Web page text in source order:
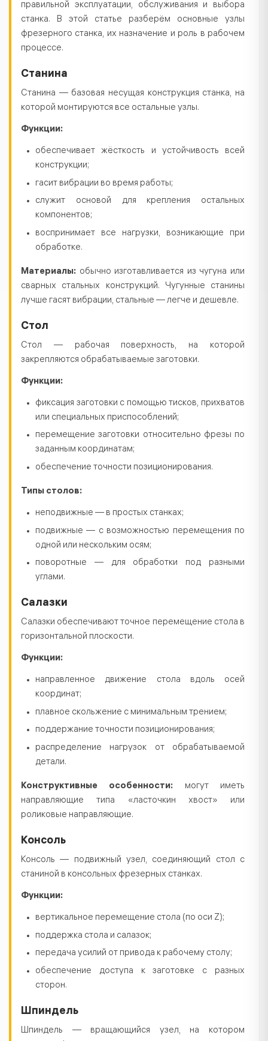
правильной эксплуатации, обслуживания и выбора
станка. В этой статье разберём основные узлы
фрезерного станка, их назначение и роль в рабочем
процессе.
Станина
Станина — базовая несущая конструкция станка, на
которой монтируются все остальные узлы.
Функции:
обеспечивает жёсткость и устойчивость всей
конструкции;
гасит вибрации во время работы;
служит основой для крепления остальных
компонентов;
воспринимает все нагрузки, возникающие при
обработке.
Материалы: обычно изготавливается из чугуна или
сварных стальных конструкций. Чугунные станины
лучше гасят вибрации, стальные — легче и дешевле.
Стол
Стол — рабочая поверхность, на которой
закрепляются обрабатываемые заготовки.
Функции:
фиксация заготовки с помощью тисков, прихватов
или специальных приспособлений;
перемещение заготовки относительно фрезы по
заданным координатам;
обеспечение точности позиционирования.
Типы столов:
неподвижные — в простых станках;
подвижные — с возможностью перемещения по
одной или нескольким осям;
поворотные — для обработки под разными
углами.
Салазки
Салазки обеспечивают точное перемещение стола в
горизонтальной плоскости.
Функции:
направленное движение стола вдоль осей
координат;
плавное скольжение с минимальным трением;
поддержание точности позиционирования;
распределение нагрузок от обрабатываемой
детали.
Конструктивные особенности: могут иметь
направляющие типа «ласточкин хвост» или
роликовые направляющие.
Консоль
Консоль — подвижный узел, соединяющий стол с
станиной в консольных фрезерных станках.
Функции:
вертикальное перемещение стола (по оси Z);
поддержка стола и салазок;
передача усилий от привода к рабочему столу;
обеспечение доступа к заготовке с разных
сторон.
Шпиндель
Шпиндель — вращающийся узел, на котором